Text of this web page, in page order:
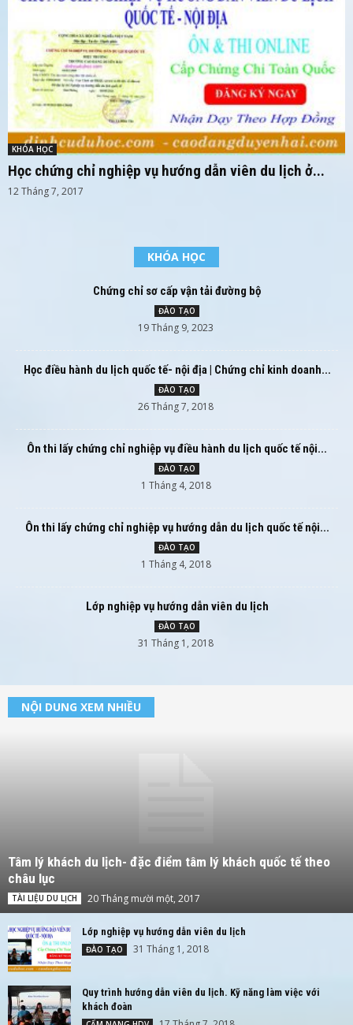
KHÓA HỌC
Học chứng chỉ nghiệp vụ hướng dẫn viên du lịch ở...
12 Tháng 7, 2017
KHÓA HỌC
Chứng chỉ sơ cấp vận tải đường bộ
ĐÀO TẠO
19 Tháng 9, 2023
Học điều hành du lịch quốc tế- nội địa | Chứng chỉ kinh doanh...
ĐÀO TẠO
26 Tháng 7, 2018
Ôn thi lấy chứng chỉ nghiệp vụ điều hành du lịch quốc tế nội...
ĐÀO TẠO
1 Tháng 4, 2018
Ôn thi lấy chứng chỉ nghiệp vụ hướng dẫn du lịch quốc tế nội...
ĐÀO TẠO
1 Tháng 4, 2018
Lớp nghiệp vụ hướng dẫn viên du lịch
ĐÀO TẠO
31 Tháng 1, 2018
NỘI DUNG XEM NHIỀU
Tâm lý khách du lịch- đặc điểm tâm lý khách quốc tế theo
châu lục
TÀI LIỆU DU LỊCH 20 Tháng mười một, 2017
Lớp nghiệp vụ hướng dẫn viên du lịch
ĐÀO TẠO 31 Tháng 1, 2018
Quy trình hướng dẫn viên du lịch. Kỹ năng làm việc với
khách đoàn